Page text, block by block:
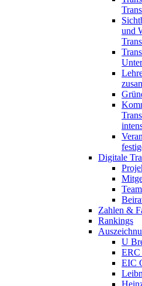
und
Digitale
Zahlen &
Rankings
U
ERC
EIC